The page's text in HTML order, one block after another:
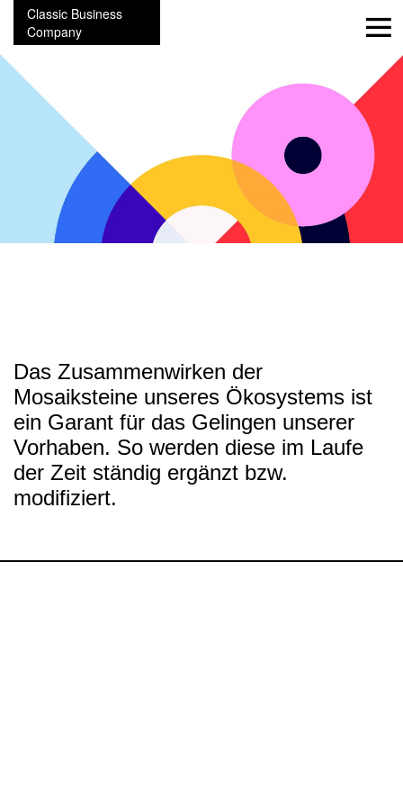
Classic Business
Company
Das Zusammenwirken der
Mosaiksteine unseres Ökosystems ist
ein Garant für das Gelingen unserer
Vorhaben. So werden diese im Laufe
der Zeit ständig ergänzt bzw.
modifiziert.